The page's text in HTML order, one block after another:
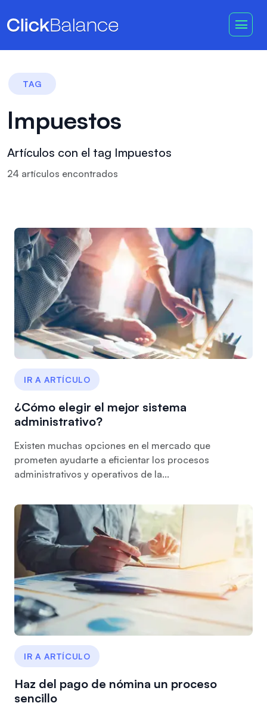
TAG
Impuestos
Artículos con el tag Impuestos
24 artículos encontrados
IR A ARTÍCULO
¿Cómo elegir el mejor sistema
administrativo?
Existen muchas opciones en el mercado que
prometen ayudarte a eficientar los procesos
administrativos y operativos de la...
IR A ARTÍCULO
Haz del pago de nómina un proceso
sencillo